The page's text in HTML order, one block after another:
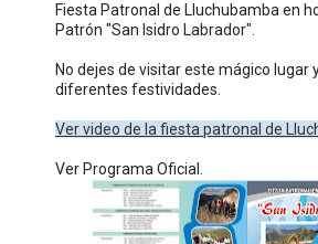
Fiesta Patronal de Lluchubamba en
Patrón "San Isidro Labrador".
No dejes de visitar este mágico lugar
diferentes festividades.
Ver video de la fiesta patronal de
Ver Programa Oficial.